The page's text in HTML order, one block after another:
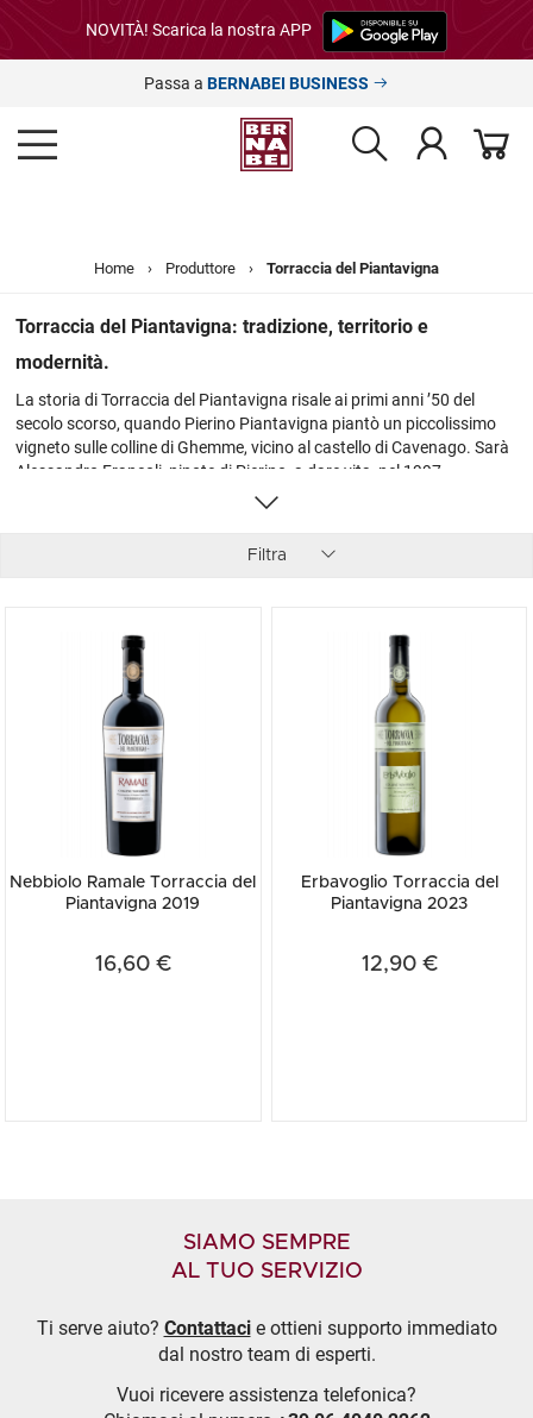
NOVITÀ! Scarica la nostra APP
Passa a BERNABEI BUSINESS
Home › Produttore › Torraccia del Piantavigna
Torraccia del Piantavigna: tradizione, territorio e
modernità.
La storia di Torraccia del Piantavigna risale ai primi anni ’50 del
secolo scorso, quando Pierino Piantavigna piantò un piccolissimo
vigneto sulle colline di Ghemme, vicino al castello di Cavenago. Sarà
Alessandro Francoli, nipote di Pierino, a dare vita, nel 1997,
all’azienda Torraccia del Piantavigna, Piantavigna come il nonno e
al castello, sviluppando una realtà riconosciuta, sia in Italia che
all’estero, per i suoi vini rispettosi della tradizione, del territorio e al
vuole la tradizione di Ghemme e Gattinara, tra rossi, bianchi e rosati
di grande qualità. Ad oggi la famiglia Francoli possiede ancora la
quota maggioritaria dell’azienda ma, dal 2015, la proprietà ha visto
l’entrata della famiglia Ponti (leader nella produzione di aceti e
verdure) che ne ha acquisito una quota importante.
Filtra
Nebbiolo Ramale Torraccia del
Piantavigna 2019
16,60 €
Erbavoglio Torraccia del
Piantavigna 2023
12,90 €
SIAMO SEMPRE
AL TUO SERVIZIO
Ti serve aiuto? Contattacie ottieni supporto immediato
dal nostro team di esperti.
Vuoi ricevere assistenza telefonica?